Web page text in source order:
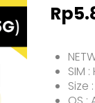
Rp
SIM
Size